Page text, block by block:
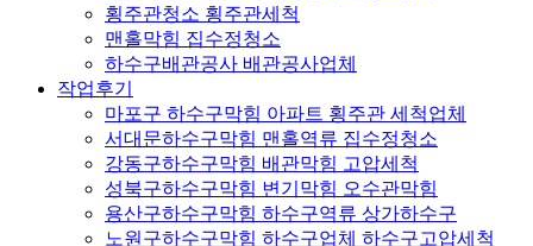
횡주관청소 횡주관세척
맨홀막힘 집수정청소
하수구배관공사 배관공사업체
작업후기
마포구 하수구막힘 아파트 횡주관 세척업체
서대문하수구막힘 맨홀역류 집수정청소
강동구하수구막힘 배관막힘 고압세척
성북구하수구막힘 변기막힘 오수관막힘
용산구하수구막힘 하수구역류 상가하수구
노원구하수구막힘 하수구업체 하수구고압세척